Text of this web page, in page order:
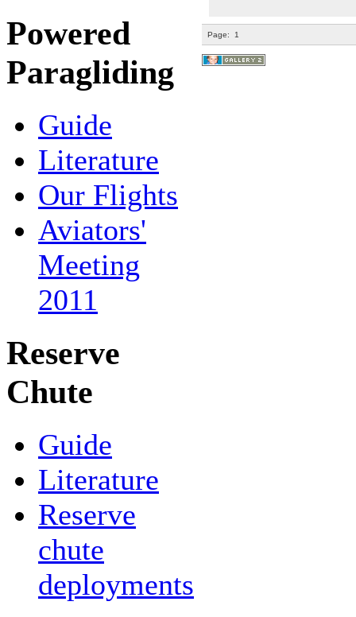
Powered
Paragliding
Guide
Literature
Our Flights
Aviators'
Meeting
2011
Reserve
Chute
Guide
Literature
Reserve
chute
deployments
Page: 1